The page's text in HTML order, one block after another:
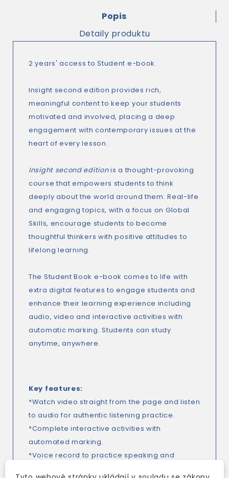
Popis
Detaily produktu
2 years' access to Student e-book.
Insight second edition provides rich,
meaningful content to keep your students
motivated and involved, placing a deep
engagement with contemporary issues at the
heart of every lesson.
Insight second editionis a thought-provoking
course that empowers students to think
deeply about the world around them. Real-life
and engaging topics, with a focus on Global
Skills, encourage students to become
thoughtful thinkers with positive attitudes to
lifelong learning.
The Student Book e-book comes to life with
extra digital features to engage students and
enhance their learning experience including
audio, video and interactive activities with
automatic marking. Students can study
anytime, anywhere.
Key features:
*Watch video straight from the page and listen
to audio for authentic listening practice.
*Complete interactive activities with
automated marking.
*Voice record to practice speaking and